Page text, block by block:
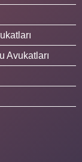
Avukatları